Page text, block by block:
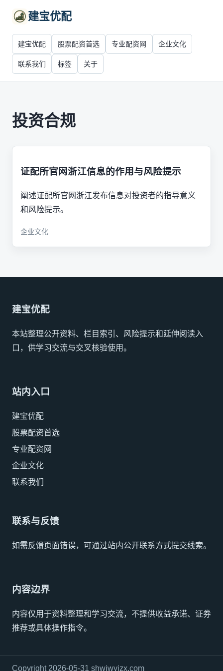
建宝优配
建宝优配 股票配资首选 专业配资网 企业文化
联系我们 标签 关于
投资合规
证配所官网浙江信息的作用与风险提示
阐述证配所官网浙江发布信息对投资者的指导意义
和风险提示。
企业文化
建宝优配
本站整理公开资料、栏目索引、风险提示和延伸阅读入
口，供学习交流与交叉核验使用。
站内入口
建宝优配
股票配资首选
专业配资网
企业文化
联系我们
联系与反馈
如需反馈页面错误，可通过站内公开联系方式提交线索。
内容边界
内容仅用于资料整理和学习交流，不提供收益承诺、证券
推荐或具体操作指令。
Copyright 2026-05-31 shwjwyjzx.com